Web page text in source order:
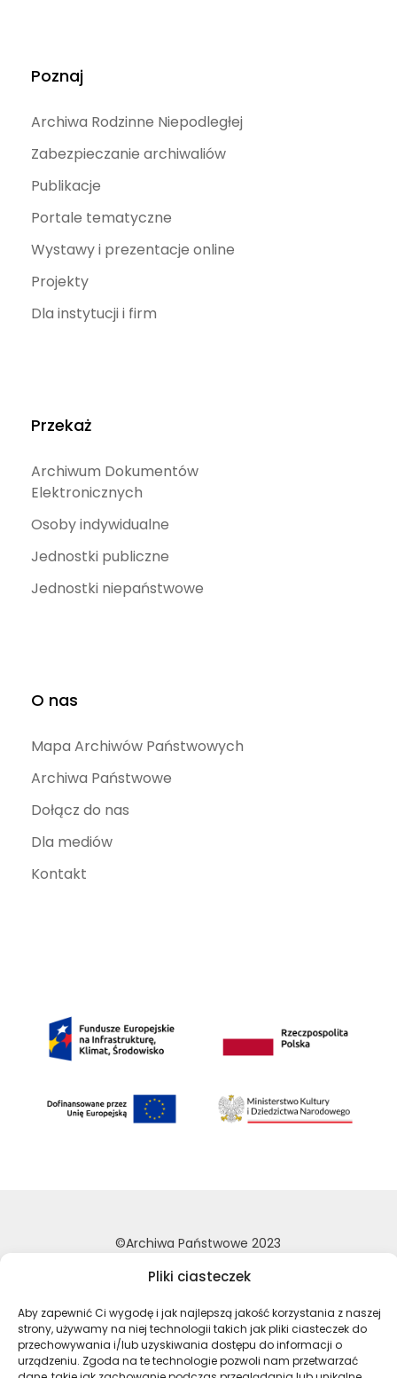
Pliki ciasteczek
Aby zapewnić Ci wygodę i jak najlepszą jakość korzystania z naszej
strony, używamy na niej technologii takich jak pliki ciasteczek do
przechowywania i/lub uzyskiwania dostępu do informacji o
urządzeniu. Zgoda na te technologie pozwoli nam przetwarzać
Poznaj
Archiwa Rodzinne Niepodległej
Zabezpieczanie archiwaliów
Publikacje
Portale tematyczne
Wystawy i prezentacje online
Projekty
Dla instytucji i firm
Przekaż
Archiwum Dokumentów
Elektronicznych
Osoby indywidualne
Jednostki publiczne
Jednostki niepaństwowe
O nas
Mapa Archiwów Państwowych
Archiwa Państwowe
Dołącz do nas
Dla mediów
Kontakt
©Archiwa Państwowe 2023
Deklaracja dostępności
Polityka prywatności
Mapa strony